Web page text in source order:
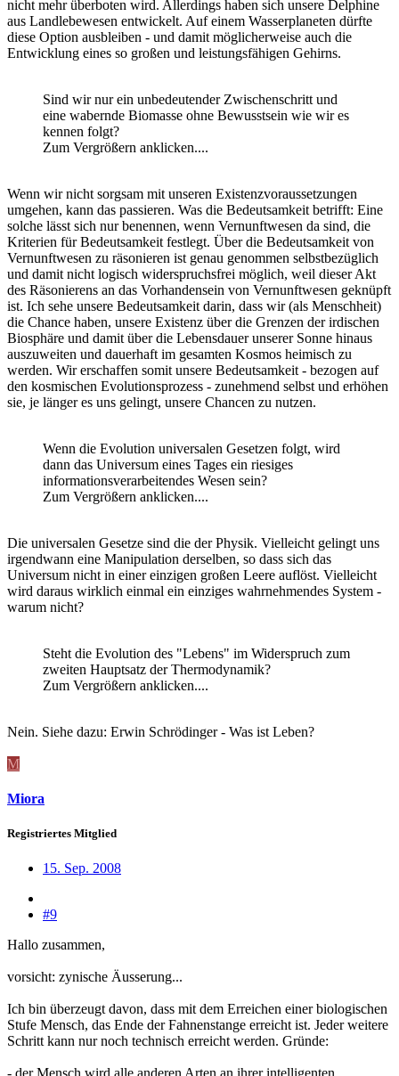
nicht mehr überboten wird. Allerdings haben sich unsere Delphine
aus Landlebewesen entwickelt. Auf einem Wasserplaneten dürfte
diese Option ausbleiben - und damit möglicherweise auch die
Entwicklung eines so großen und leistungsfähigen Gehirns.
Sind wir nur ein unbedeutender Zwischenschritt und
eine wabernde Biomasse ohne Bewusstsein wie wir es
kennen folgt?
Zum Vergrößern anklicken....
Wenn wir nicht sorgsam mit unseren Existenzvoraussetzungen
umgehen, kann das passieren. Was die Bedeutsamkeit betrifft: Eine
solche lässt sich nur benennen, wenn Vernunftwesen da sind, die
Kriterien für Bedeutsamkeit festlegt. Über die Bedeutsamkeit von
Vernunftwesen zu räsonieren ist genau genommen selbstbezüglich
und damit nicht logisch widerspruchsfrei möglich, weil dieser Akt
des Räsonierens an das Vorhandensein von Vernunftwesen geknüpft
ist. Ich sehe unsere Bedeutsamkeit darin, dass wir (als Menschheit)
die Chance haben, unsere Existenz über die Grenzen der irdischen
Biosphäre und damit über die Lebensdauer unserer Sonne hinaus
auszuweiten und dauerhaft im gesamten Kosmos heimisch zu
werden. Wir erschaffen somit unsere Bedeutsamkeit - bezogen auf
den kosmischen Evolutionsprozess - zunehmend selbst und erhöhen
sie, je länger es uns gelingt, unsere Chancen zu nutzen.
Wenn die Evolution universalen Gesetzen folgt, wird
dann das Universum eines Tages ein riesiges
informationsverarbeitendes Wesen sein?
Zum Vergrößern anklicken....
Die universalen Gesetze sind die der Physik. Vielleicht gelingt uns
irgendwann eine Manipulation derselben, so dass sich das
Universum nicht in einer einzigen großen Leere auflöst. Vielleicht
wird daraus wirklich einmal ein einziges wahrnehmendes System -
warum nicht?
Steht die Evolution des "Lebens" im Widerspruch zum
zweiten Hauptsatz der Thermodynamik?
Zum Vergrößern anklicken....
Nein. Siehe dazu: Erwin Schrödinger - Was ist Leben?
M
Miora
Registriertes Mitglied
15. Sep. 2008
#9
Hallo zusammen,
vorsicht: zynische Äusserung...
Ich bin überzeugt davon, dass mit dem Erreichen einer biologischen
Stufe Mensch, das Ende der Fahnenstange erreicht ist. Jeder weitere
Schritt kann nur noch technisch erreicht werden. Gründe: